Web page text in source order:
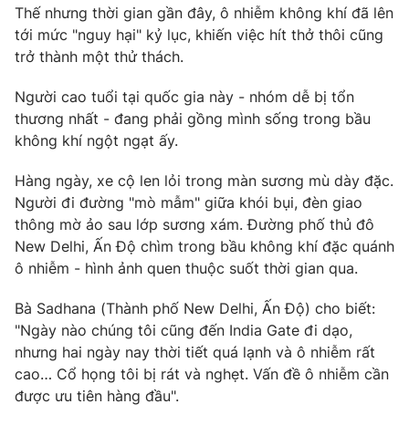
Thế giới đó đây
Câu chuyện quốc tế
Tài chính
Thị trường
Góc doanh nghiệp
Dữ liệu và đời sống
Truyền hình
Phim VTV
Hậu trường
Nhân vật
Khán giả
Giải sao mai
Giải trí
Điện ảnh
Âm nhạc
Sao
Đời sống
Du lịch
Làm đẹp
Chất lượng cuộc sống
Giáo dục
Học trực tuyến
Công nghệ
Hitech Công nghệ tương lai
Sản phẩm
Giao lưu trực tuyến
Thế nhưng thời gian gần đây, ô nhiễm không khí đã lên
tới mức "nguy hại" kỷ lục, khiến việc hít thở thôi cũng
trở thành một thử thách.
Người cao tuổi tại quốc gia này - nhóm dễ bị tổn
thương nhất - đang phải gồng mình sống trong bầu
không khí ngột ngạt ấy.
Hàng ngày, xe cộ len lỏi trong màn sương mù dày đặc.
Người đi đường "mò mẫm" giữa khói bụi, đèn giao
thông mờ ảo sau lớp sương xám. Đường phố thủ đô
New Delhi, Ấn Độ chìm trong bầu không khí đặc quánh
ô nhiễm - hình ảnh quen thuộc suốt thời gian qua.
Bà Sadhana (Thành phố New Delhi, Ấn Độ) cho biết:
"Ngày nào chúng tôi cũng đến India Gate đi dạo,
nhưng hai ngày nay thời tiết quá lạnh và ô nhiễm rất
cao… Cổ họng tôi bị rát và nghẹt. Vấn đề ô nhiễm cần
được ưu tiên hàng đầu".